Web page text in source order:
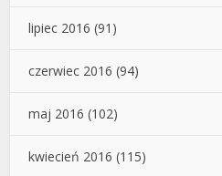
lipiec 2016 (91)
czerwiec 2016 (94)
maj 2016 (102)
kwiecień 2016 (115)